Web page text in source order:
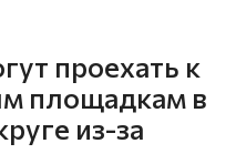
проехать к
площадкам в
из-за